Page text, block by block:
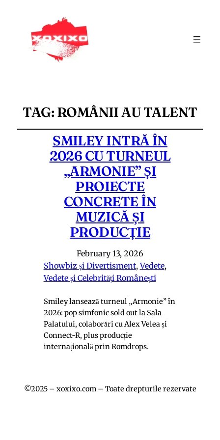
TAG: ROMÂNII AU TALENT
SMILEY INTRĂ ÎN
2026 CU TURNEUL
„ARMONIE” ȘI
PROIECTE
CONCRETE ÎN
MUZICĂ ȘI
PRODUCȚIE
February 13, 2026
Showbiz și Divertisment, Vedete ,
Vedete și Celebrități Românești
Smiley lansează turneul „Armonie” în
2026: pop simfonic sold out la Sala
Palatului, colaborări cu Alex Velea și
Connect-R, plus producție
internațională prin Romdrops.
©2025 – xoxixo.com – Toate drepturile rezervate